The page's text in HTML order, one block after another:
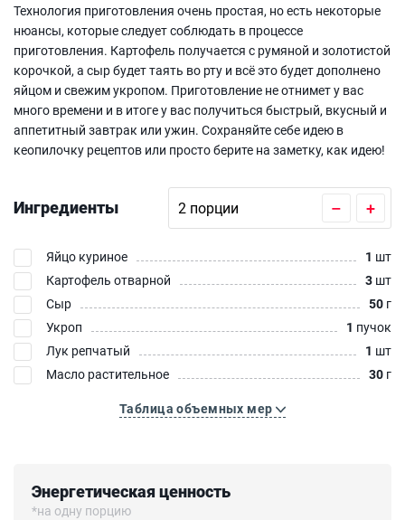
Технология приготовления очень простая, но есть некоторые
нюансы, которые следует соблюдать в процессе
приготовления. Картофель получается с румяной и золотистой
корочкой, а сыр будет таять во рту и всё это будет дополнено
яйцом и свежим укропом. Приготовление не отнимет у вас
много времени и в итоге у вас получиться быстрый, вкусный и
аппетитный завтрак или ужин. Сохраняйте себе идею в
кеопилочку рецептов или просто берите на заметку, как идею!
Ингредиенты – +
Яйцо куриное 1 шт
Картофель отварной
3 шт
Сыр
50 г
Укроп
1 пучок
Лук репчатый
1 шт
Масло растительное
30 г
Таблица объемных мер
Энергетическая ценность
*на одну порцию